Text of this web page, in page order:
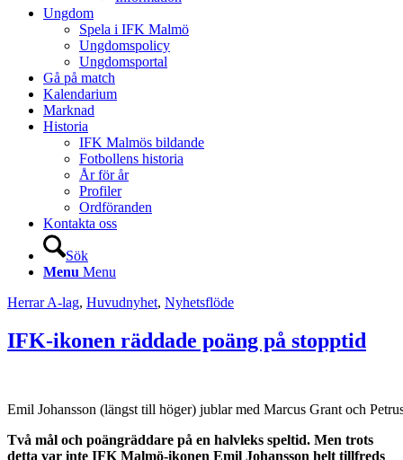
Ungdom
Spela i IFK Malmö
Ungdomspolicy
Ungdomsportal
Gå på match
Kalendarium
Marknad
Historia
IFK Malmös bildande
Fotbollens historia
År för år
Profiler
Ordföranden
Kontakta oss
Sök
Menu Menu
Herrar A-lag, Huvudnyhet, Nyhetsflöde
IFK-ikonen räddade poäng på stopptid
Emil Johansson (längst till höger) jublar med Marcus Grant och
Två mål och poängräddare på en halvleks speltid. Men trots
detta var inte IFK Malmö-ikonen Emil Johansson helt tillfreds